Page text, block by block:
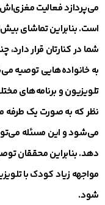
می‌پردازد فعالیت مغزی‌اش
شما در کنارتان قرار
به خانواده‌هایی توصیه
تلویزیون و برنامه‌های
نظر که به صورت یک طرفه
می‌شود و این مسئله
مواجهه زیاد کودک با
شود.